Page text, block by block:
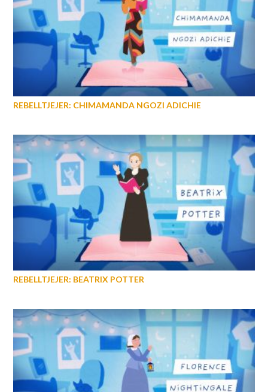
REBELLTJEJER: CHIMAMANDA NGOZI ADICHIE
REBELLTJEJER: BEATRIX POTTER